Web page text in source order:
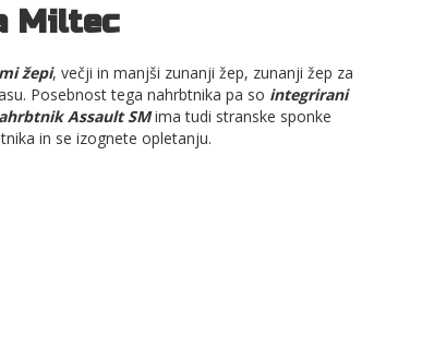
Miltec
žepi, večji in manjši zunanji žep, zunanji žep za
Posebnost tega nahrbtnika pa so integrirani
Assault SMima tudi stranske sponke
in se izognete opletanju.